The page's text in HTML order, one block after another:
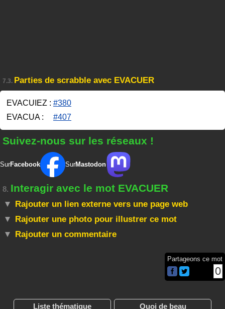
7.3. Parties de scrabble avec EVACUER
EVACUIEZ : #380
EVACUA :
#407
Suivez-nous sur les réseaux !
SurFacebook SurMastodon
8. Interagir avec le mot EVACUER
Rajouter un lien externe vers une page web
Rajouter une photo pour illustrer ce mot
Rajouter un commentaire
Partageons ce mot
0
Liste thématique
Quoi de beau